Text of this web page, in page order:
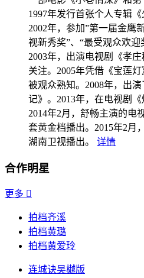
1997年发行首张个人专辑
2002年，参加”第一届金鹰
视新秀奖”、“最受观众欢迎
2003年，出演电视剧《孝
关注。2005年凭借《宝莲
被观众熟知。2008年，出
记》。2013年，在电视剧
2014年2月，舒畅主演的电
套黄金档播出。2015年2月
湖南卫视播出。
详情
合作明星
更多 
拍档齐溪
拍档黄璐
拍档黄爱玲
连城诀吴樾版